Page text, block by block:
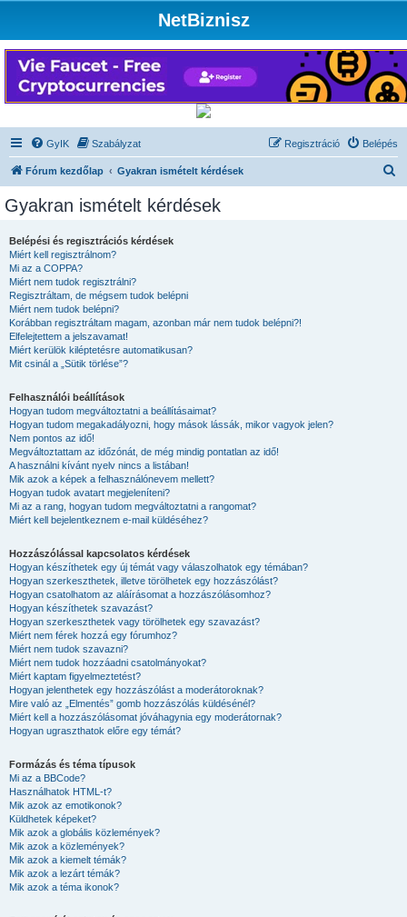
NetBiznisz
GyIK Szabályzat Belépés
Regisztráció
Fórum kezdőlap Gyakran ismételt kérdések
Gyakran ismételt kérdések
Belépési és regisztrációs kérdések
Miért kell regisztrálnom?
Mi az a COPPA?
Miért nem tudok regisztrálni?
Regisztráltam, de mégsem tudok belépni
Miért nem tudok belépni?
Korábban regisztráltam magam, azonban már nem tudok belépni?!
Elfelejtettem a jelszavamat!
Miért kerülök kiléptetésre automatikusan?
Mit csinál a „Sütik törlése”?
Felhasználói beállítások
Hogyan tudom megváltoztatni a beállításaimat?
Hogyan tudom megakadályozni, hogy mások lássák, mikor vagyok jelen?
Nem pontos az idő!
Megváltoztattam az időzónát, de még mindig pontatlan az idő!
A használni kívánt nyelv nincs a listában!
Mik azok a képek a felhasználónevem mellett?
Hogyan tudok avatart megjeleníteni?
Mi az a rang, hogyan tudom megváltoztatni a rangomat?
Miért kell bejelentkeznem e-mail küldéséhez?
Hozzászólással kapcsolatos kérdések
Hogyan készíthetek egy új témát vagy válaszolhatok egy témában?
Hogyan szerkeszthetek, illetve törölhetek egy hozzászólást?
Hogyan csatolhatom az aláírásomat a hozzászólásomhoz?
Hogyan készíthetek szavazást?
Hogyan szerkeszthetek vagy törölhetek egy szavazást?
Miért nem férek hozzá egy fórumhoz?
Miért nem tudok szavazni?
Miért nem tudok hozzáadni csatolmányokat?
Miért kaptam figyelmeztetést?
Hogyan jelenthetek egy hozzászólást a moderátoroknak?
Mire való az „Elmentés” gomb hozzászólás küldésénél?
Miért kell a hozzászólásomat jóváhagynia egy moderátornak?
Hogyan ugraszthatok előre egy témát?
Formázás és téma típusok
Mi az a BBCode?
Használhatok HTML-t?
Mik azok az emotikonok?
Küldhetek képeket?
Mik azok a globális közlemények?
Mik azok a közlemények?
Mik azok a kiemelt témák?
Mik azok a lezárt témák?
Mik azok a téma ikonok?